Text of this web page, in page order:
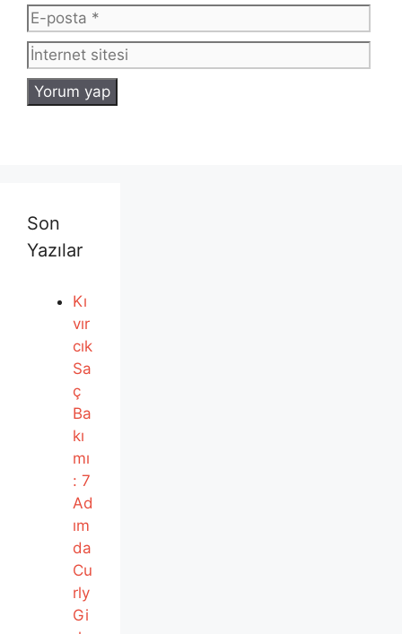
Son
Yazılar
Kı
vır
cık
Sa
ç
Ba
kı
mı
: 7
Ad
ım
da
Cu
rly
Gi